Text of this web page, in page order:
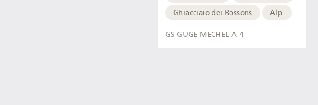
Ghiacciaio dei Bossons
Alpi
GS-GUGE-MECHEL-A-4